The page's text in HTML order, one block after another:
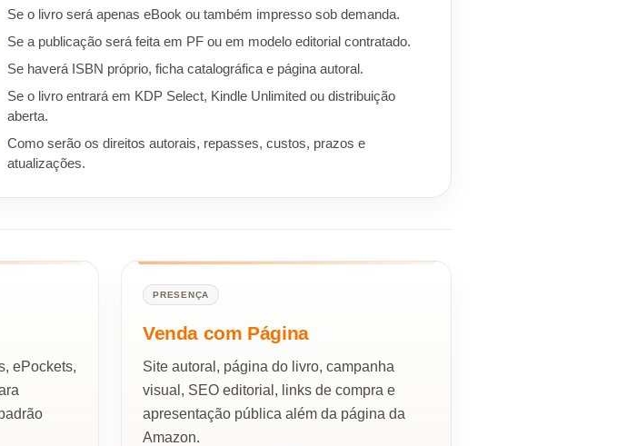
Se o livro será apenas eBook ou também impresso sob demanda.
Se a publicação será feita em PF ou em modelo editorial contratado.
Se haverá ISBN próprio, ficha catalográfica e página autoral.
Se o livro entrará em KDP Select, Kindle Unlimited ou distribuição
aberta.
Como serão os direitos autorais, repasses, custos, prazos e
atualizações.
ePockets,
PRESENÇA
Venda com Página
Site autoral, página do livro, campanha
visual, SEO editorial, links de compra e
apresentação pública além da página da
Amazon.